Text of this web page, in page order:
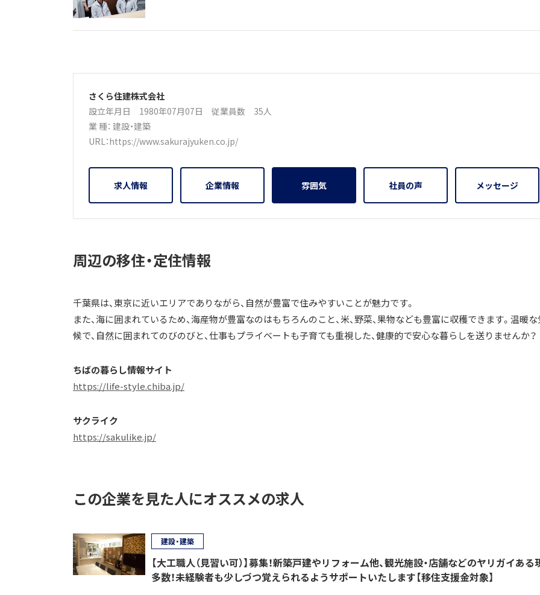
さくら住建株式会社
設立年月日 1980年07月07日 従業員数 35人
業 種： 建設・建築
URL：https://www.sakurajyuken.co.jp/
求人情報 企業情報 雰囲気 社員の声 メッセージ
周辺の移住・定住情報
千葉県は、東京に近いエリアでありながら、自然が豊富で住みやすいことが魅力です。
また、海に囲まれているため、海産物が豊富なのはもちろんのこと、米、野菜、果物なども豊富に収穫できます。温暖
候で、自然に囲まれてのびのびと、仕事もプライベートも子育ても重視した、健康的で安心な暮らしを送りませんか？
ちばの暮らし情報サイト
https://life-style.chiba.jp/
サクライク
https://sakulike.jp/
この企業を見た人にオススメの求人
【大工職人（見習い可）】募集！新築戸建やリフォーム他、観光施設・店舗などのヤリガイある
多数！未経験者も少しづつ覚えられるようサポートいたします【移住支援金対象】
建設・建築